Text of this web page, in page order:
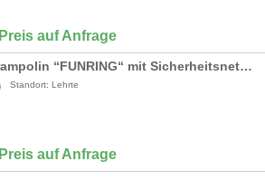
Preis auf Anfrage
Trampolin “FUNRING“ mit Sicherheitsnetz 4,20 Meter
Standort: Lehrte
Preis auf Anfrage